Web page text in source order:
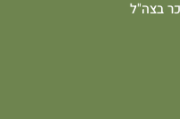
בצה"ל